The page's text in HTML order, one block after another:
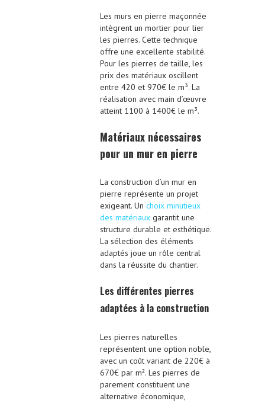
Les murs en pierre maçonnée
intègrent un mortier pour lier
les pierres. Cette technique
offre une excellente stabilité.
Pour les pierres de taille, les
prix des matériaux oscillent
entre 420 et 970€ le m³. La
réalisation avec main d’œuvre
atteint 1100 à 1400€ le m³.
Matériaux nécessaires
pour un mur en pierre
La construction d’un mur en
pierre représente un projet
exigeant. Un choix minutieux
des matériaux garantit une
structure durable et esthétique.
La sélection des éléments
adaptés joue un rôle central
dans la réussite du chantier.
Les différentes pierres
adaptées à la construction
Les pierres naturelles
représentent une option noble,
avec un coût variant de 220€ à
670€ par m². Les pierres de
parement constituent une
alternative économique,